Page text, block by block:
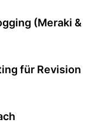
(Meraki &
für Revision